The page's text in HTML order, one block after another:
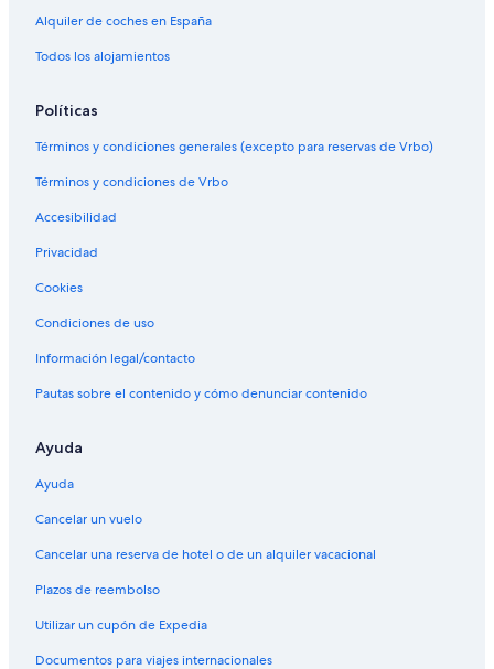
Alquiler de coches en España
Todos los alojamientos
Políticas
Términos y condiciones generales (excepto para reservas de Vrbo)
Términos y condiciones de Vrbo
Accesibilidad
Privacidad
Cookies
Condiciones de uso
Información legal/contacto
Pautas sobre el contenido y cómo denunciar contenido
Ayuda
Ayuda
Cancelar un vuelo
Cancelar una reserva de hotel o de un alquiler vacacional
Plazos de reembolso
Utilizar un cupón de Expedia
Documentos para viajes internacionales